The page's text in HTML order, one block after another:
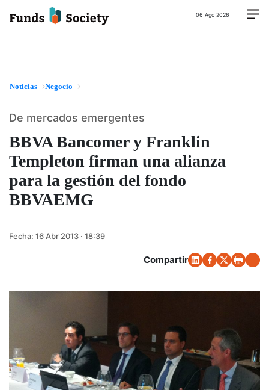
06 Ago 2026
Noticias Negocio
BBVA Bancomer y Franklin
Templeton firman una alianza
para la gestión del fondo
BBVAEMG
De mercados emergentes
Fecha: 16 Abr 2013 · 18:39
Compartir